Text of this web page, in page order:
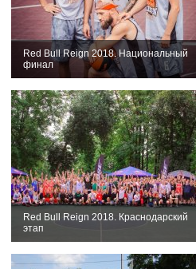
Red Bull Reign 2018. Национальный
финал
Red Bull Reign 2018. Краснодарский
этап